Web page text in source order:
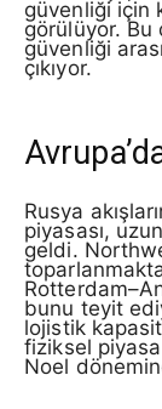
güvenliği için
görülüyor.
güvenliği
çıkıyor.
Rusya
piyasası,
geldi.
bunu teyit
lojistik
fiziksel
Noel